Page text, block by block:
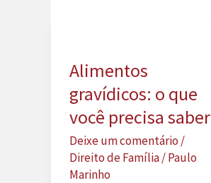
Alimentos
gravídicos: o que
você precisa saber
Deixe um comentário /
Direito de Família/Paulo
Marinho